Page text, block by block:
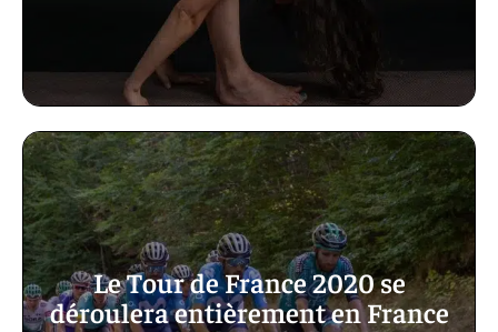
Le Tour de France 2020 se
déroulera entièrement en France